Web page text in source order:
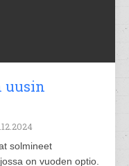
uusin
solmineet
on vuoden optio.